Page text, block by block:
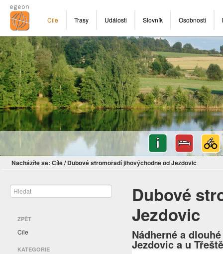
Cíle Trasy Události Slovník Osobnosti
Nacházíte se: Cíle/ Dubové stromořadí jihovýchodně od Jezdovic
ZPĚT
Cíle
KATEGORIE
Dubové
Jezdovic
Nádherné a
Jezdovic a u